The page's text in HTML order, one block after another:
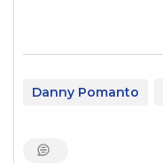
Danny Pomanto